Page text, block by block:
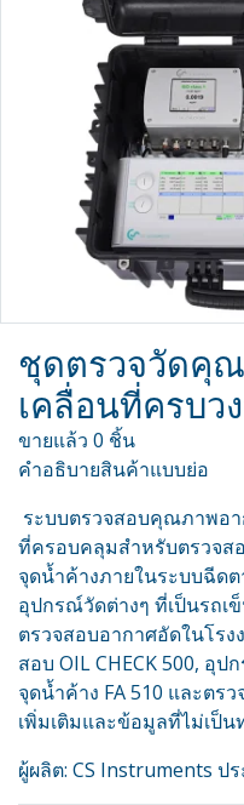
ชุดตรวจวัดคุ
เคลื่อนที่ครบว
ขายแล้ว 0 ชิ้น
คำอธิบายสินค้าแบบย่อ
ระบบตรวจสอบคุณภาพอา
ที่ครอบคลุมสำหรับตรวจส
จุดน้ำค้างภายในระบบฉีด
อุปกรณ์วัดต่างๆ ที่เป็นรถ
ตรวจสอบอากาศอัดในโร
สอบ OIL CHECK 500, อุป
จุดน้ำค้าง FA 510 และตร
เพิ่มเติมและข้อมูลที่ไม่เป็น
ผู้ผลิต: CS Instruments ป